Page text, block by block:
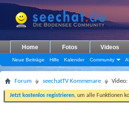
Home Fotos Videos
Neue Beiträge Hilfe Kalender Community
Forum seechatTV Kommenare Video:
Jetzt kostenlos registrieren, um alle Funktionen